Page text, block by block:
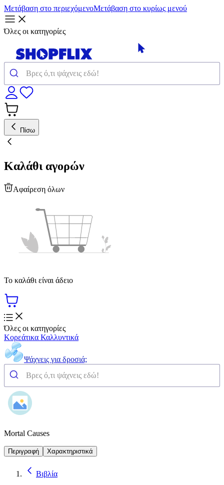
Μετάβαση στο περιεχόμενοΜετάβαση στο κυρίως μενού
Όλες οι κατηγορίες
Πίσω
Καλάθι αγορών
Αφαίρεση όλων
Το καλάθι είναι άδειο
Όλες οι κατηγορίες
Κορεάτικα Καλλυντικά
Ψάχνεις για δροσιά;
Mortal Causes
Περιγραφή Χαρακτηριστικά
Βιβλία